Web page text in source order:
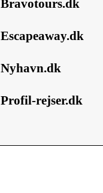
Bravotours.dk
Escapeaway.dk
Nyhavn.dk
Profil-rejser.dk